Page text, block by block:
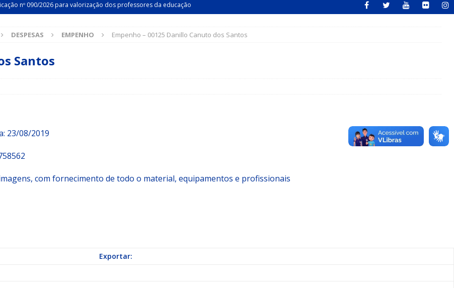
nº 090/2026 para valorização dos professores da educação
Indicação nº 089/2026 para implantação de ginásio de esportes em
DESPESAS EMPENHO Empenho – 00125 Danillo Canuto dos Santos
Santos
23/08/2019
com fornecimento de todo o material, equipamentos e profissionais
Exportar: